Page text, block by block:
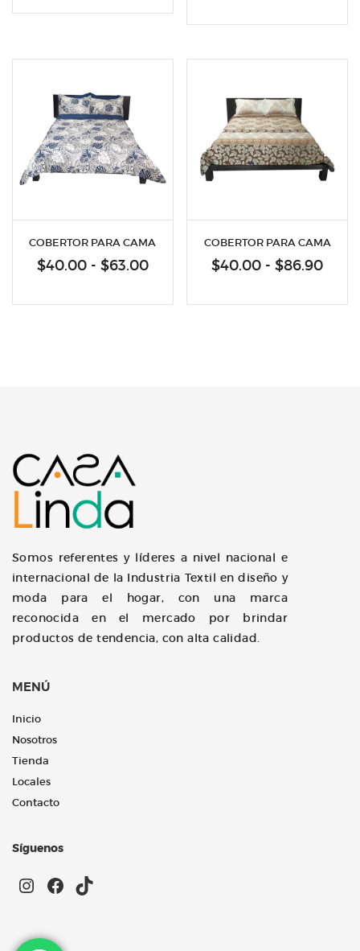
precios:
COBERTOR PARA CAMA
$40.00 - $63.00Rango
precios:
COBERTOR PARA CAMA
$40.00 - $86.90
Somos referentes y líderes a nivel nacional e
internacional de la Industria Textil en diseño y
moda para el hogar, con una marca
reconocida en el mercado por brindar
productos de tendencia, con alta calidad.
MENÚ
Inicio
Nosotros
Tienda
Locales
Contacto
Síguenos
Instagram
Facebook
TikTok